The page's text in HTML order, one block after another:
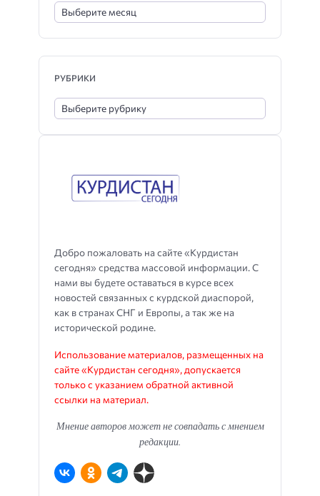
Добро пожаловать на сайте «Курдистан
сегодня» средства массовой информации. С
нами вы будете оставаться в курсе всех
новостей связанных с курдской диаспорой,
как в странах СНГ и Европы, а так же на
исторической родине.
Использование материалов, размещенных на
сайте «Курдистан сегодня», допускается
только с указанием обратной активной
ссылки на материал.
Мнение авторов может не совпадать с мнением
редакции.
РУБРИКИ